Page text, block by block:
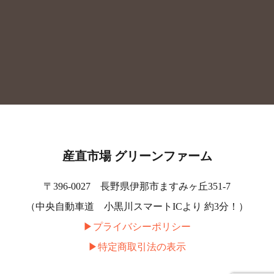
産直市場 グリーンファーム
〒396-0027 長野県伊那市ますみヶ丘351-7
（中央自動車道 小黒川スマートICより 約3分！）
▶︎プライバシーポリシー
▶︎特定商取引法の表示